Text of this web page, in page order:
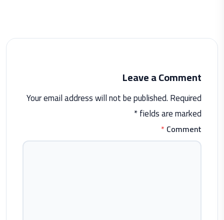
Leave a Comment
Your email address will not be published. Required
fields are marked *
Comment
*